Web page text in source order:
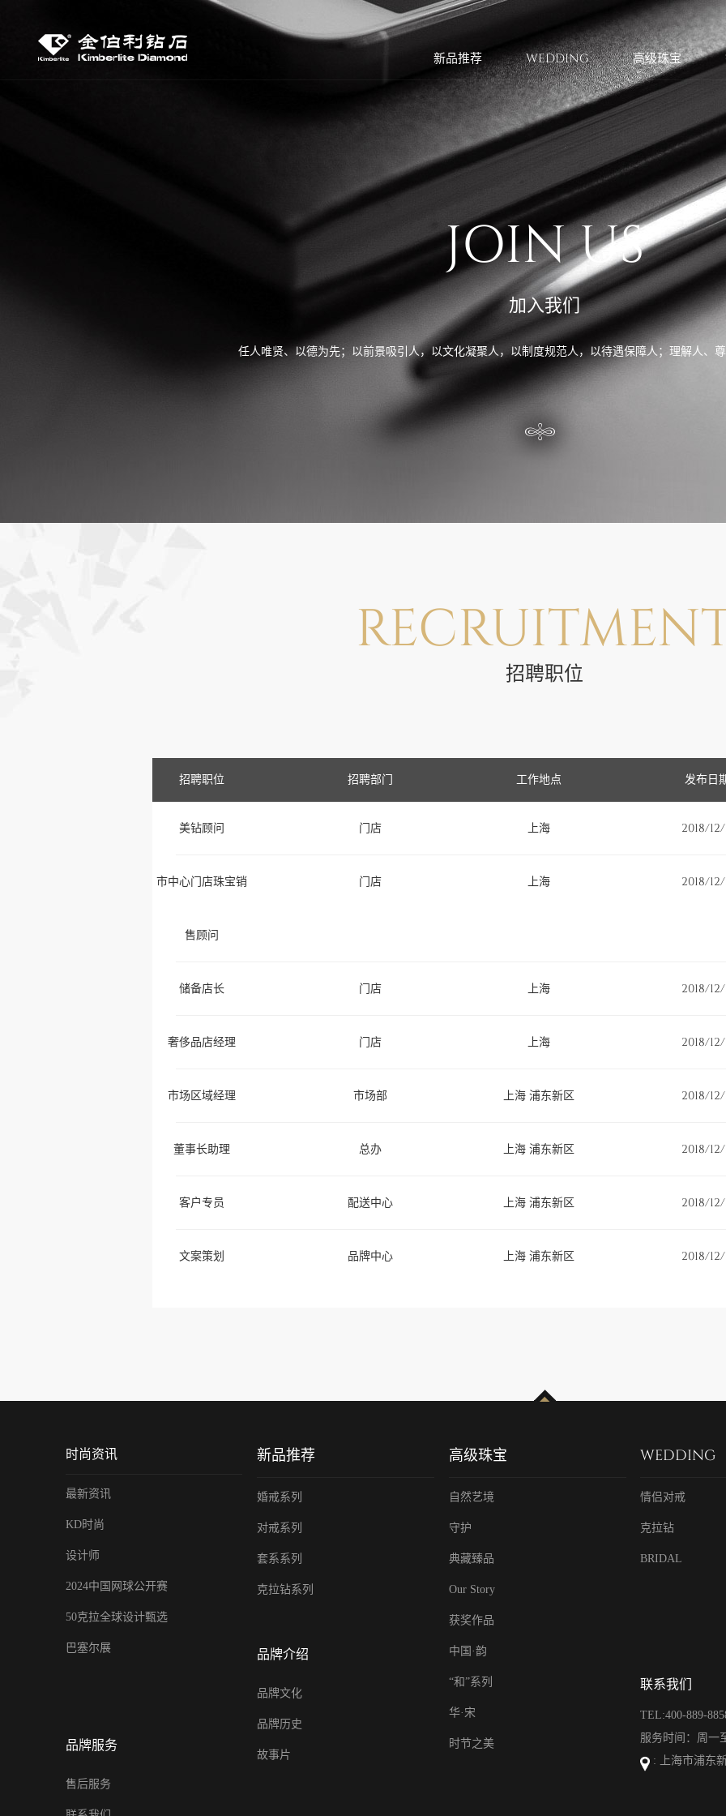
新品推荐 WEDDING 高级珠宝
JOIN US
加入我们
任人唯贤、以德为先；以前景吸引人，以文化凝聚人，以制度规范人，以待遇保障人；理解人、
招聘职位
招聘职位 招聘部门 工作地点 发布日
美钻顾问 门店 上海 2018/12/
市中心门店珠宝销
售顾问
门店 上海 2018/12/
储备店长 门店 上海 2018/12/
奢侈品店经理 门店 上海 2018/12/
市场区域经理 市场部 上海 浦东新区 2018/12/
董事长助理 总办 上海 浦东新区 2018/12/
客户专员 配送中心 上海 浦东新区 2018/12/
文案策划 品牌中心 上海 浦东新区 2018/12/
时尚资讯
最新资讯
KD时尚
设计师
2024中国网球公开赛
50克拉全球设计甄选
巴塞尔展
品牌服务
售后服务
新品推荐
婚戒系列
对戒系列
套系系列
克拉钻系列
品牌介绍
品牌文化
品牌历史
故事片
高级珠宝
自然艺境
守护
典藏臻品
Our Story
获奖作品
中国·韵
“和”系列
华·宋
时节之美
WEDDING
情侣对戒
克拉钻
BRIDAL
联系我们
TEL:400-889-
服务时间：周一
: 上海市浦东